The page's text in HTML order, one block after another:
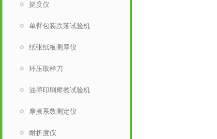
挺度仪
单臂包装跌落试验机
纸张纸板测厚仪
环压取样刀
油墨印刷摩擦试验机
摩擦系数测定仪
耐折度仪